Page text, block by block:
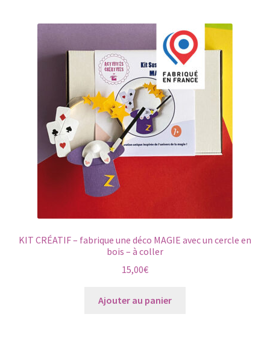
KIT CRÉATIF – fabrique une déco MAGIE avec un cercle en
bois – à coller
15,00€
Ajouter au panier